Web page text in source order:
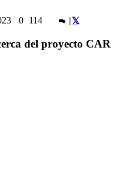
0 114 ||
del proyecto CAR